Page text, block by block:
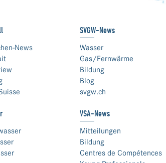
News
SVGW-News
Wasser
Gas/Fernwärme
Bildung
Blog
svgw.ch
VSA-News
Mitteilungen
Bildung
Centres de Compétences